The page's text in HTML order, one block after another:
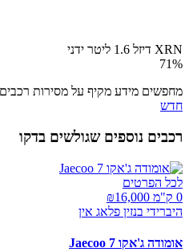
XRN דיזל 1.6 ליטר ידני
71%
מחפשים מידע מקיף על מסירות
חדש
רכבים נוספים שגולשים בדקו
לכל הפרטים
0 ק"מ ₪
16,000
היברידי בנזין פלאג אין
אומודה ג'אקו Jaecoo 7